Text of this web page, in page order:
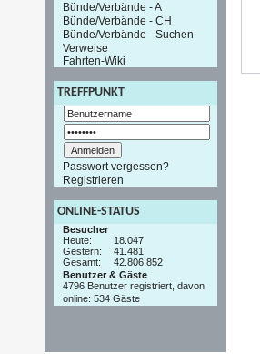
Bünde/Verbände - A
Bünde/Verbände - CH
Bünde/Verbände - Suchen
Verweise
Fahrten-Wiki
TREFFPUNKT
Passwort vergessen?
Registrieren
ONLINE-STATUS
Besucher
Heute:
18.047
Gestern:
41.481
Gesamt:
42.806.852
Benutzer & Gäste
4796 Benutzer registriert, davon
online: 534 Gäste